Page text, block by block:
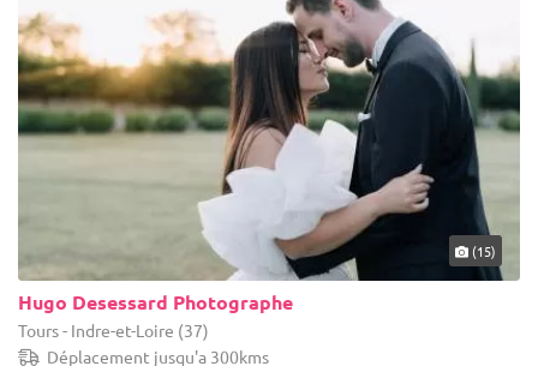
(15)
Hugo Desessard Photographe
Tours - Indre-et-Loire (37)
Déplacement jusqu'a 300kms